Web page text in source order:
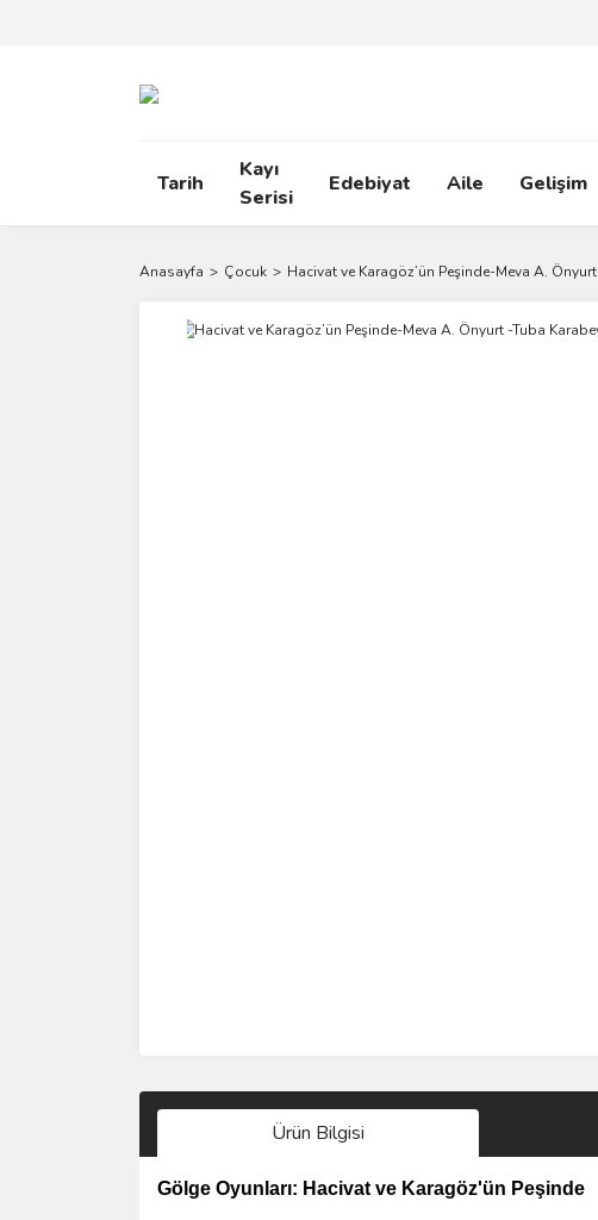
Tarih
Kayı
Serisi
Edebiyat Aile Gelişim
Anasayfa Çocuk Hacivat ve Karagöz’ün Peşinde-Meva A.
Ürün Bilgisi
Gölge Oyunları: Hacivat ve Karagöz'ün Peşinde